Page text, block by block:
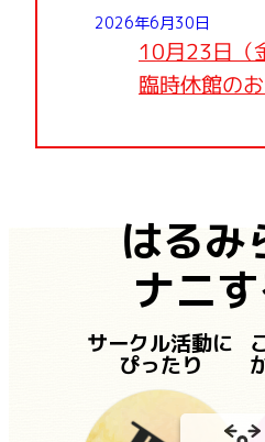
2026年6月30日
10月23日（
臨時休館の
はるみ
ナニ
サークル活動に
ぴったり